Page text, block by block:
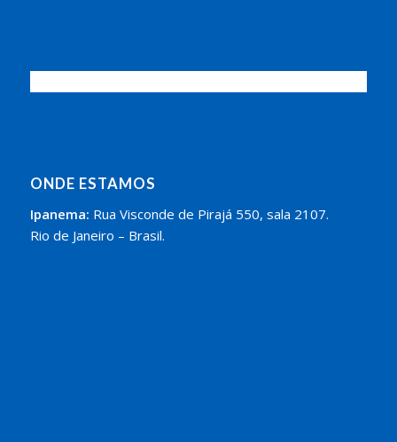
ONDE ESTAMOS
Ipanema: Rua Visconde de Pirajá 550, sala 2107.
Rio de Janeiro – Brasil.